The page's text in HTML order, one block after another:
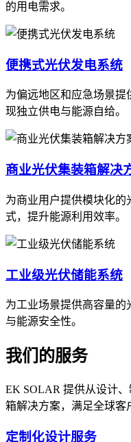
的用电需求。
便携式光伏发电系统
为偏远地区和应急场景提
现独立供电与能源自给。
商业光伏集装箱解决
为商业用户提供模块化
式，提升能源利用效率。
工业级光伏储能系统
为工业场景提供高容量的
与能源安全性。
我们的服务
EK SOLAR 提供从设计
箱解决方案，满足全球客
定制化设计服务